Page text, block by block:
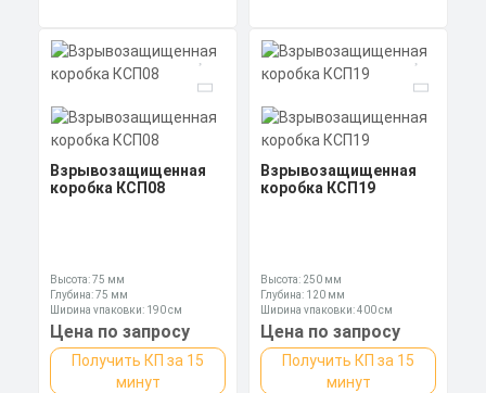
Взрывозащищенная
коробка КСП08
Высота: 75 мм
Глубина: 75 мм
Ширина упаковки: 190 см
Цена по запросу
Получить КП за 15
минут
Взрывозащищенная
коробка КСП19
Высота: 250 мм
Глубина: 120 мм
Ширина упаковки: 400 см
Цена по запросу
Получить КП за 15
минут